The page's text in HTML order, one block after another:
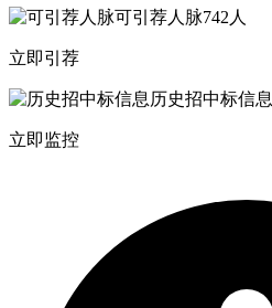
可引荐人脉742人
立即引荐
历史招中标信息
立即监控